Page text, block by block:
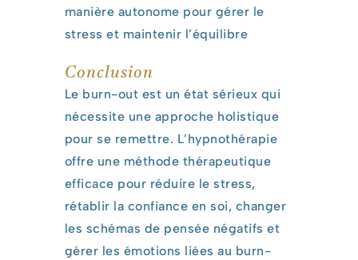
manière autonome pour gérer le
stress et maintenir l’équilibre
Conclusion
Le burn-out est un état sérieux qui
nécessite une approche holistique
pour se remettre. L’hypnothérapie
offre une méthode thérapeutique
efficace pour réduire le stress,
rétablir la confiance en soi, changer
les schémas de pensée négatifs et
gérer les émotions liées au burn-